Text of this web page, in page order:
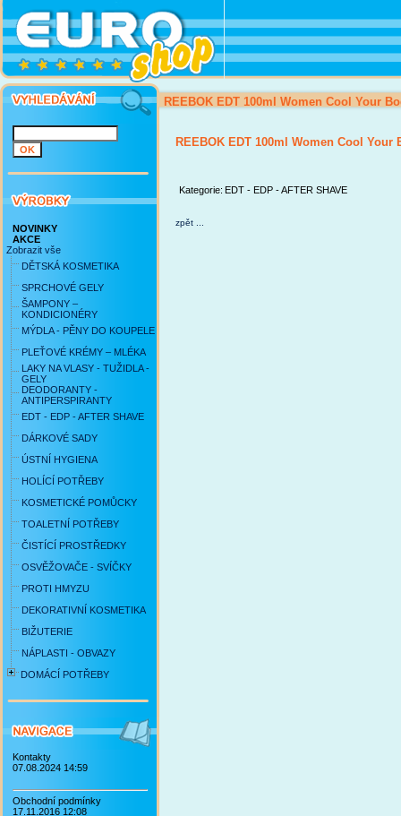
NOVINKY
AKCE
Zobrazit vše
DĚTSKÁ KOSMETIKA
SPRCHOVÉ GELY
ŠAMPONY –
KONDICIONÉRY
MÝDLA - PĚNY DO KOUPELE
PLEŤOVÉ KRÉMY – MLÉKA
LAKY NA VLASY - TUŽIDLA -
GELY
DEODORANTY -
ANTIPERSPIRANTY
EDT - EDP - AFTER SHAVE
DÁRKOVÉ SADY
ÚSTNÍ HYGIENA
HOLÍCÍ POTŘEBY
KOSMETICKÉ POMŮCKY
TOALETNÍ POTŘEBY
ČISTÍCÍ PROSTŘEDKY
OSVĚŽOVAČE - SVÍČKY
PROTI HMYZU
DEKORATIVNÍ KOSMETIKA
BIŽUTERIE
NÁPLASTI - OBVAZY
DOMÁCÍ POTŘEBY
Kontakty
07.08.2024 14:59
Obchodní podmínky
17.11.2016 12:08
REEBOK EDT 100ml Women Cool Your
REEBOK EDT 100ml Women Cool Your
Kategorie: EDT - EDP - AFTER SHAVE
zpět ...